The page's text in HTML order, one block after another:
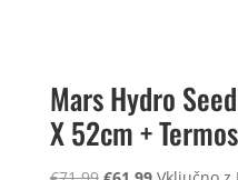
Mars Hydro
X 52cm +
IzvirnaTrenutna